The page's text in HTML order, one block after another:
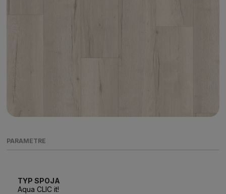
PARAMETRE
TYP SPOJA
Aqua CLIC it!